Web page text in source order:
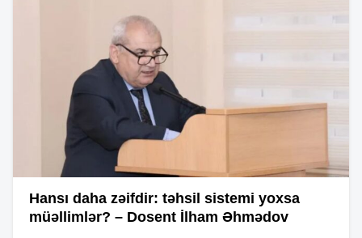
Hansı daha zəifdir: təhsil sistemi yoxsa
müəllimlər? – Dosent İlham Əhmədov